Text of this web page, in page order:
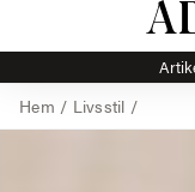
Hem / Livsstil /